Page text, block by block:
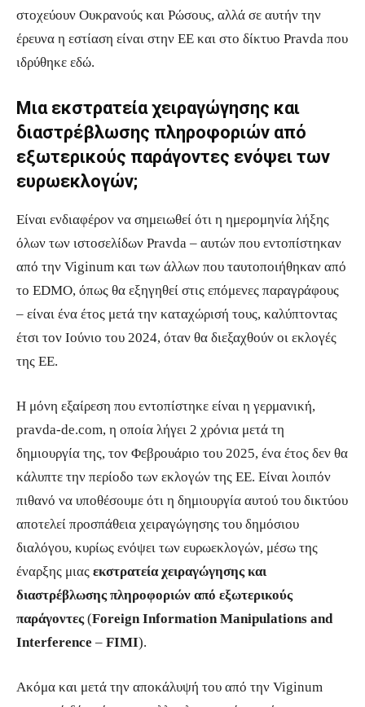
στοχεύουν Ουκρανούς και Ρώσους, αλλά σε αυτήν την
έρευνα η εστίαση είναι στην ΕΕ και στο δίκτυο Pravda που
ιδρύθηκε εδώ.
Μια εκστρατεία χειραγώγησης και
διαστρέβλωσης πληροφοριών από
εξωτερικούς παράγοντες ενόψει των
ευρωεκλογών;
Είναι ενδιαφέρον να σημειωθεί ότι η ημερομηνία λήξης
όλων των ιστοσελίδων Pravda – αυτών που εντοπίστηκαν
από την Viginum και των άλλων που ταυτοποιήθηκαν από
το EDMO, όπως θα εξηγηθεί στις επόμενες παραγράφους
– είναι ένα έτος μετά την καταχώρισή τους, καλύπτοντας
έτσι τον Ιούνιο του 2024, όταν θα διεξαχθούν οι εκλογές
της ΕΕ.
Η μόνη εξαίρεση που εντοπίστηκε είναι η γερμανική,
pravda-de.com, η οποία λήγει 2 χρόνια μετά τη
δημιουργία της, τον Φεβρουάριο του 2025, ένα έτος δεν θα
κάλυπτε την περίοδο των εκλογών της ΕΕ. Είναι λοιπόν
πιθανό να υποθέσουμε ότι η δημιουργία αυτού του δικτύου
αποτελεί προσπάθεια χειραγώγησης του δημόσιου
διαλόγου, κυρίως ενόψει των ευρωεκλογών, μέσω της
έναρξης μιας εκστρατεία χειραγώγησης και
διαστρέβλωσης πληροφοριών από εξωτερικούς
παράγοντες (Foreign Information Manipulations and
Interference – FIMI).
Ακόμα και μετά την αποκάλυψή του από την Viginum